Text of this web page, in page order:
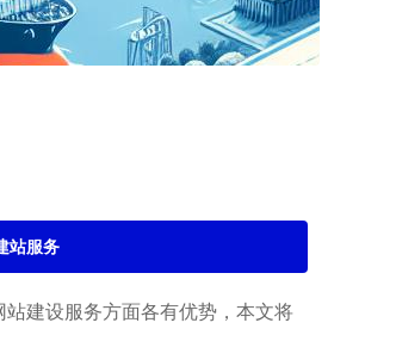
站服务
建设服务方面各有优势，本文将